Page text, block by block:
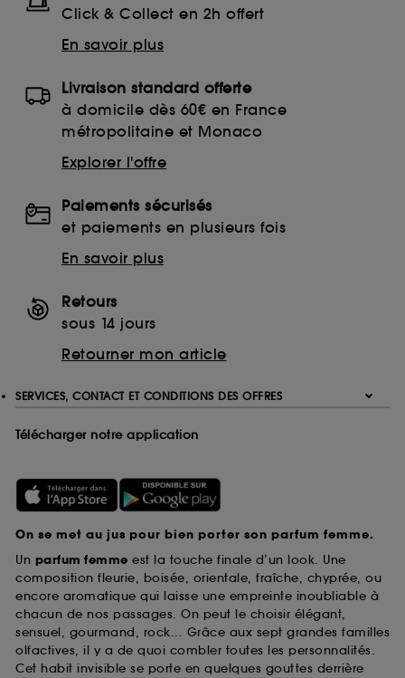
Click & Collect en 2h offert
En savoir plus
Livraison standard offerte
à domicile dès 60€ en France
métropolitaine et Monaco
Explorer l'offre
Paiements sécurisés
et paiements en plusieurs fois
En savoir plus
Retours
sous 14 jours
Retourner mon article
SERVICES, CONTACT ET CONDITIONS DES OFFRES
Télécharger notre application
On se met au jus pour bien porter son parfum femme.
Un parfum femme est la touche finale d’un look. Une
composition fleurie, boisée, orientale, fraîche, chyprée, ou
encore aromatique qui laisse une empreinte inoubliable à
chacun de nos passages. On peut le choisir élégant,
sensuel, gourmand, rock... Grâce aux sept grandes familles
olfactives, il y a de quoi combler toutes les personnalités.
Cet habit invisible se porte en quelques gouttes derrière